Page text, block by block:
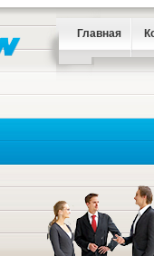
Главная